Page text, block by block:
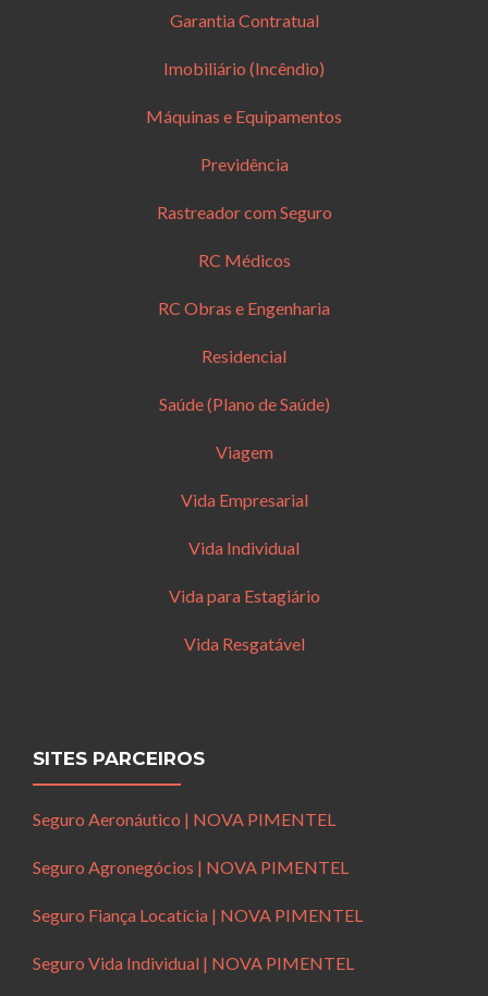
Garantia Contratual
Imobiliário (Incêndio)
Máquinas e Equipamentos
Previdência
Rastreador com Seguro
RC Médicos
RC Obras e Engenharia
Residencial
Saúde (Plano de Saúde)
Viagem
Vida Empresarial
Vida Individual
Vida para Estagiário
Vida Resgatável
SITES PARCEIROS
Seguro Aeronáutico | NOVA PIMENTEL
Seguro Agronegócios | NOVA PIMENTEL
Seguro Fiança Locatícia | NOVA PIMENTEL
Seguro Vida Individual | NOVA PIMENTEL